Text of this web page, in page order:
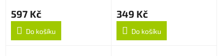
597 Kč
Do košíku
349 Kč
Do košíku